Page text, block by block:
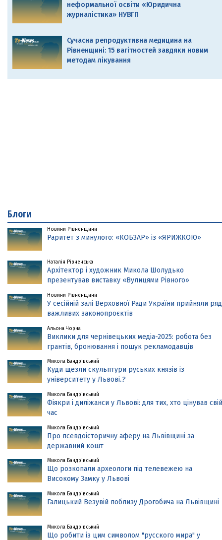
неформальної освіти «Юридична
журналістика» НУВГП
Сучасна репродуктивна медицина на
Рівненщині: 15 вагітностей завдяки новим
методам лікування
Блоги
Новини Рівненщини
Раритет з минулого: «КОБЗАР» із «ЯРИЖКОЮ»
Наталія Рівненська
Архітектор і художник Микола Шолудько
презентував виставку «Вулицями Рівного»
Новини Рівненщини
У сесійній залі Верховної Ради України прийняли ряд
важливих законопроєктів
Альона Чорна
Виклики для чернівецьких медіа-2025: робота без
грантів, бронювання і пошук рекламодавців
Микола Бандрівський
Куди щезли скульптури руських князів із
університету у Львові..?
Микола Бандрівський
Фіякри і диліжанси у Львові: для тих, хто цінував свій
час
Микола Бандрівський
Про псевдоісторичну аферу на Львівщині за
державний кошт
Микола Бандрівський
Що розкопали археологи під телевежею на
Високому Замку у Львові
Микола Бандрівський
Галицький Везувій поблизу Дрогобича на Львівщині
Микола Бандрівський
Що робити із цим символом "русского мира" у